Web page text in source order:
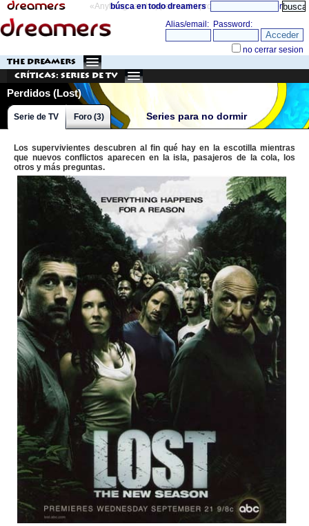
«Anything can happen and it probably will» directorio
búsca en todo dreamers
THE DREAMERS
Críticas: Series de TV
Perdidos (Lost)
Series para no dormir
Serie de TV Foro (3)
Los supervivientes descubren al fin qué hay en la escotilla mientras
que nuevos conflictos aparecen en la isla, pasajeros de la cola, los
otros y más preguntas.